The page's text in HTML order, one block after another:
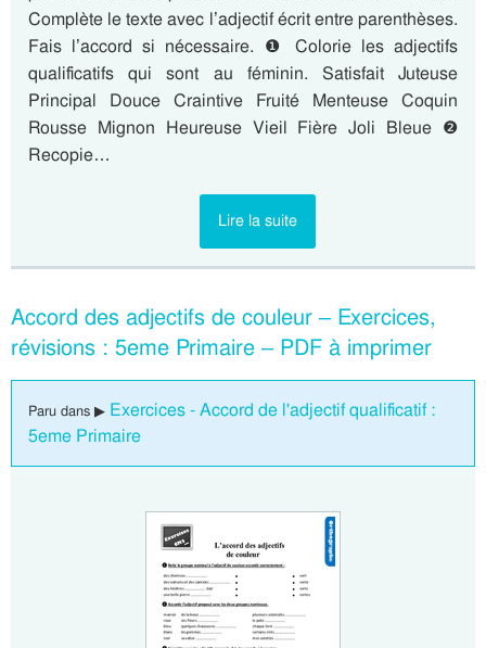
Complète le texte avec l’adjectif écrit entre parenthèses.
Fais l’accord si nécessaire. ❶ Colorie les adjectifs
qualificatifs qui sont au féminin. Satisfait Juteuse
Principal Douce Craintive Fruité Menteuse Coquin
Rousse Mignon Heureuse Vieil Fière Joli Bleue ❷
Recopie…
Lire la suite
Accord des adjectifs de couleur – Exercices,
révisions : 5eme Primaire – PDF à imprimer
Paru dans ▶ Exercices - Accord de l'adjectif qualificatif :
5eme Primaire